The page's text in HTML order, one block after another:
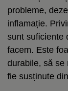
probleme,
inflamație.
sunt suficiente
facem. Este
durabile, să se
fie susținute